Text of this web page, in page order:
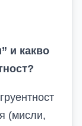
и какво
(мисли,